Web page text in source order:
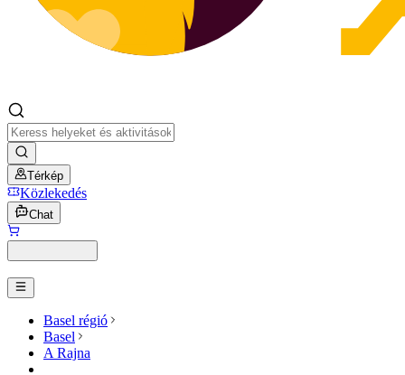
Térkép
Közlekedés
Chat
Basel régió
Basel
A Rajna